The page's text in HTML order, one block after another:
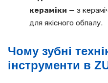
кераміки — з
для якісного обпалу.
Чому зубні
інструменти в